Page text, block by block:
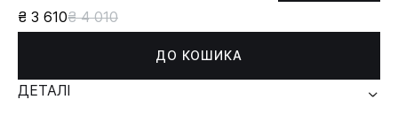
₴ 3 610₴ 4 010
ДО КОШИКА
ДЕТАЛІ